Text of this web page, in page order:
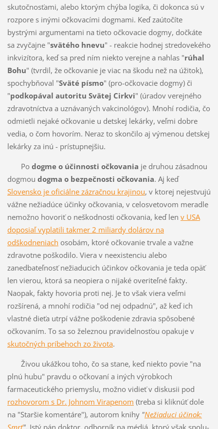
skutočnosťami, alebo ktorým chýba logika, či dokonca sú v
rozpore s inými očkovacími dogmami. Keď zaútočíte
bystrými argumentami na tieto očkovacie dogmy, dočkáte
sa zvyčajne "svätého hnevu" - reakcie hodnej stredovekého
inkvizítora, keď sa pred ním niekto verejne a nahlas "rúhal
Bohu" (tvrdil, že očkovanie je viac na škodu než na úžitok),
spochybňoval "Sväté písmo" (pro-očkovacie dogmy) či
"podkopával autoritu Svätej Cirkvi" (úradov verejného
zdravotníctva a uznávaných vakcinológov). Mnohí rodičia, čo
odmietli nejaké očkovanie u detskej lekárky, veľmi dobre
vedia, o čom hovorím. Neraz to skončilo aj výmenou detskej
lekárky za inú - prístupnejšiu.
Po dogme o účinnosti očkovania je druhou zásadnou
dogmou dogma o bezpečnosti očkovania. Aj keď
Slovensko je oficiálne zázračnou krajinou, v ktorej nejestvujú
vážne nežiadúce účinky očkovania, v celosvetovom meradle
nemožno hovoriť o neškodnosti očkovania, keď len v USA
doposiaľ vyplatili takmer 2 miliardy dolárov na
odškodneniach osobám, ktoré očkovanie trvale a važne
zdravotne poškodilo. Viera v neexistenciu alebo
zanedbateľnosť nežiaducich účinkov očkovania je teda opäť
len vierou, ktorá sa neopiera o nijaké overiteľné fakty.
Naopak, fakty hovoria proti nej. Je to však viera veľmi
rozšírená, a mnohí rodičia "od nej odpadnú", až keď ich
vlastné dieťa utrpí vážne poškodenie zdravia spôsobené
očkovaním. To sa so železnou pravidelnosťou opakuje v
skutočných príbehoch zo života.
Živou ukážkou toho, čo sa stane, keď niekto povie "na
plnú hubu" pravdu o očkovaní a iných výrobkoch
farmaceutického priemyslu, možno vidieť v diskusii pod
rozhovorom s Dr. Johnom Virapenom (treba si kliknúť dole
na "Staršie komentáre"), autorom knihy "Nežiaduci účinok:
Smrť". Istý pán doktor, odborník na médiá, ktorý však spolu-